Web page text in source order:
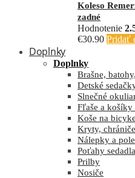
Koleso
zadné
Hodnotenie
€30.90 Pridať
Doplnky
Doplnky
Brašne,
Detské
Slnečné
Fľaše a košíky
Koše na
Kryty, chrániče
Nálepky a
Poťahy sedadla
Prilby
Nosiče